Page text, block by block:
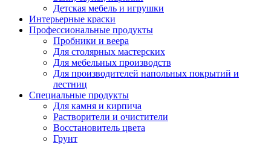
Детская мебель и игрушки
Интерьерные краски
Профессиональные продукты
Пробники и веера
Для столярных мастерских
Для мебельных производств
Для производителей напольных покрытий и
лестниц
Специальные продукты
Для камня и кирпича
Растворители и очистители
Восстановитель цвета
Грунт